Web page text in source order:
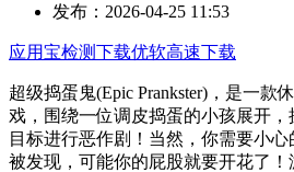
发布： 2026-04-25 11:53
应用宝检测下载优软高速下载
超级捣蛋鬼(Epic Prankster)，是一款
戏，围绕一位调皮捣蛋的小孩展开
目标进行恶作剧！当然，你需要小
被发现，可能你的屁股就要开花了